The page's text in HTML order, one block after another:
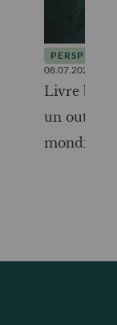
08.07.2026
Livre
un outil
mondiale